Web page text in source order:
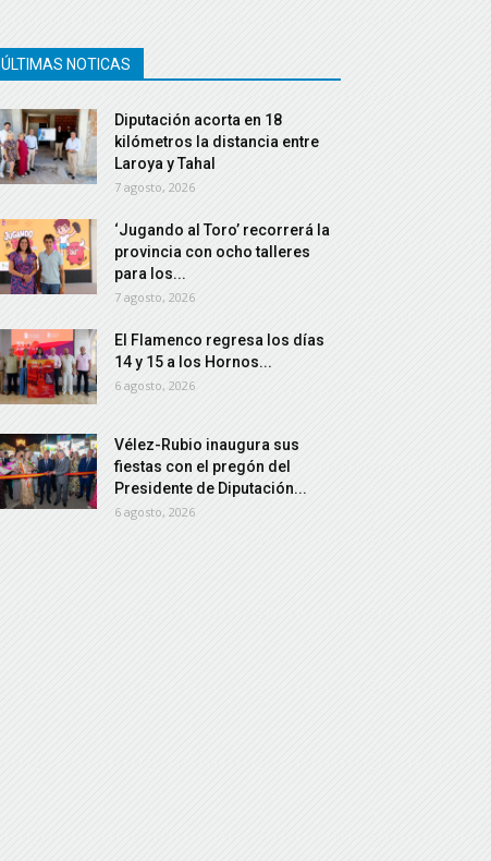
ÚLTIMAS NOTICAS
Diputación acorta en 18
kilómetros la distancia entre
Laroya y Tahal
7 agosto, 2026
‘Jugando al Toro’ recorrerá la
provincia con ocho talleres
para los...
7 agosto, 2026
El Flamenco regresa los días
14 y 15 a los Hornos...
6 agosto, 2026
Vélez-Rubio inaugura sus
fiestas con el pregón del
Presidente de Diputación...
6 agosto, 2026